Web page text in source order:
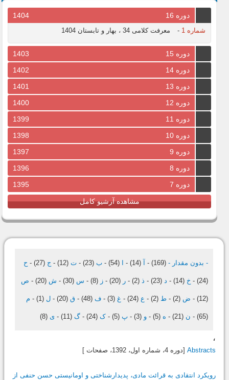
دوره 16 1404
شماره 1 - معرفت کلامی 34 ، بهار و تابستان 1404
دوره 15
1403
دوره 14
1402
دوره 13
1401
دوره 12
1400
دوره 11
1399
دوره 10
1398
دوره 9
1397
دوره 8
1396
دوره 7
1395
مشاهده آرشیو کامل
- بدون مقدار - (169)
-
(14)
-
(54)
- ب (23)
- ت (12)
- ج (27)
- ح
(24)
- خ (14)
- د (23)
- ذ (2)
- ر (20)
- ز (8)
- س (30)
- ش (20)
- ص
(12)
- ض (2)
- ط (2)
- ع (24)
- غ (3)
- ف (48)
- ق (20)
- ل (1)
- م
(65)
- ن (21)
- ه (5)
- و (3)
- پ (5)
- ک (24)
- گ (11)
- ی (8)
،
Abstracts [دوره 4، شماره اول، 1392، صفحات ]
رویکرد انتقادی به قرائت مادی، پدیدارشناختی و اومانیستی حسن حنفی از